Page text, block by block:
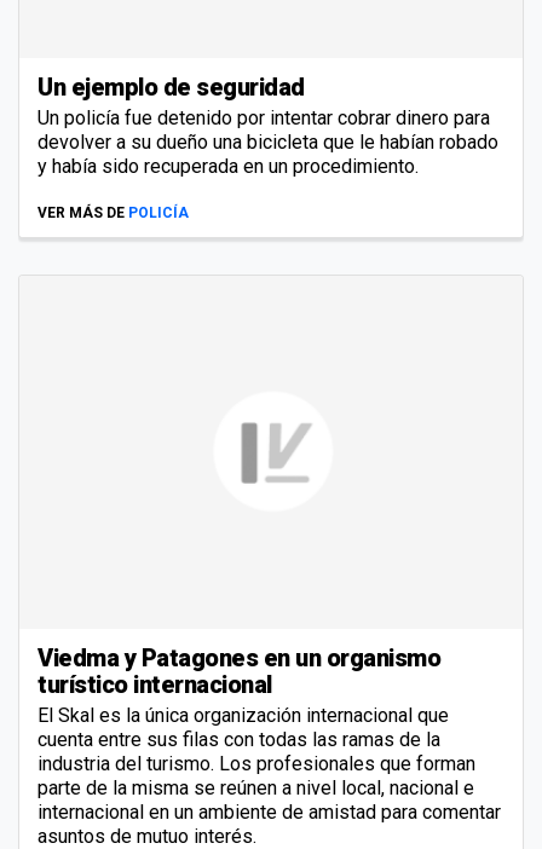
Un ejemplo de seguridad
Un policía fue detenido por intentar cobrar dinero para
devolver a su dueño una bicicleta que le habían robado
y había sido recuperada en un procedimiento.
VER MÁS DE POLICÍA
Viedma y Patagones en un organismo
turístico internacional
El Skal es la única organización internacional que
cuenta entre sus filas con todas las ramas de la
industria del turismo. Los profesionales que forman
parte de la misma se reúnen a nivel local, nacional e
internacional en un ambiente de amistad para comentar
asuntos de mutuo interés.